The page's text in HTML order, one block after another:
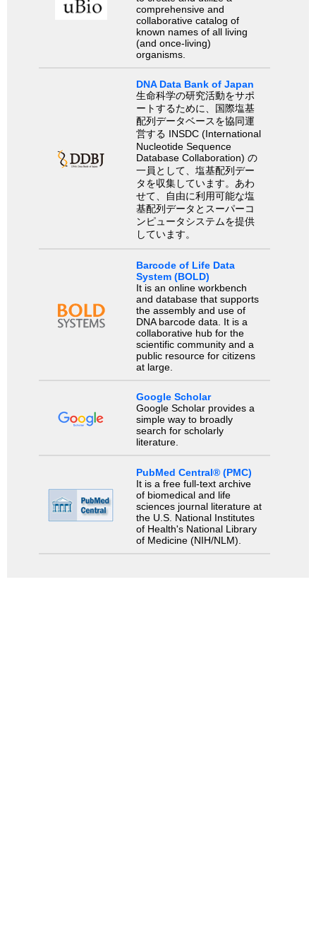
comprehensive and
collaborative catalog of
known names of all living
(and once-living)
organisms.
DNA Data Bank of Japan
生命科学の研究活動をサポ
ートするために、国際塩基
配列データベースを協同運
営する INSDC (International
Nucleotide Sequence
Database Collaboration) の
一員として、塩基配列デー
タを収集しています。あわ
せて、自由に利用可能な塩
基配列データとスーパーコ
ンピュータシステムを提供
しています。
Barcode of Life Data
System (BOLD)
It is an online workbench
and database that supports
the assembly and use of
DNA barcode data. It is a
collaborative hub for the
scientific community and a
public resource for citizens
at large.
Google Scholar
Google Scholar provides a
simple way to broadly
search for scholarly
literature.
PubMed Central® (PMC)
It is a free full-text archive
of biomedical and life
sciences journal literature at
the U.S. National Institutes
of Health's National Library
of Medicine (NIH/NLM).